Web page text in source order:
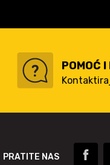
POMOĆ
PRATITE NAS